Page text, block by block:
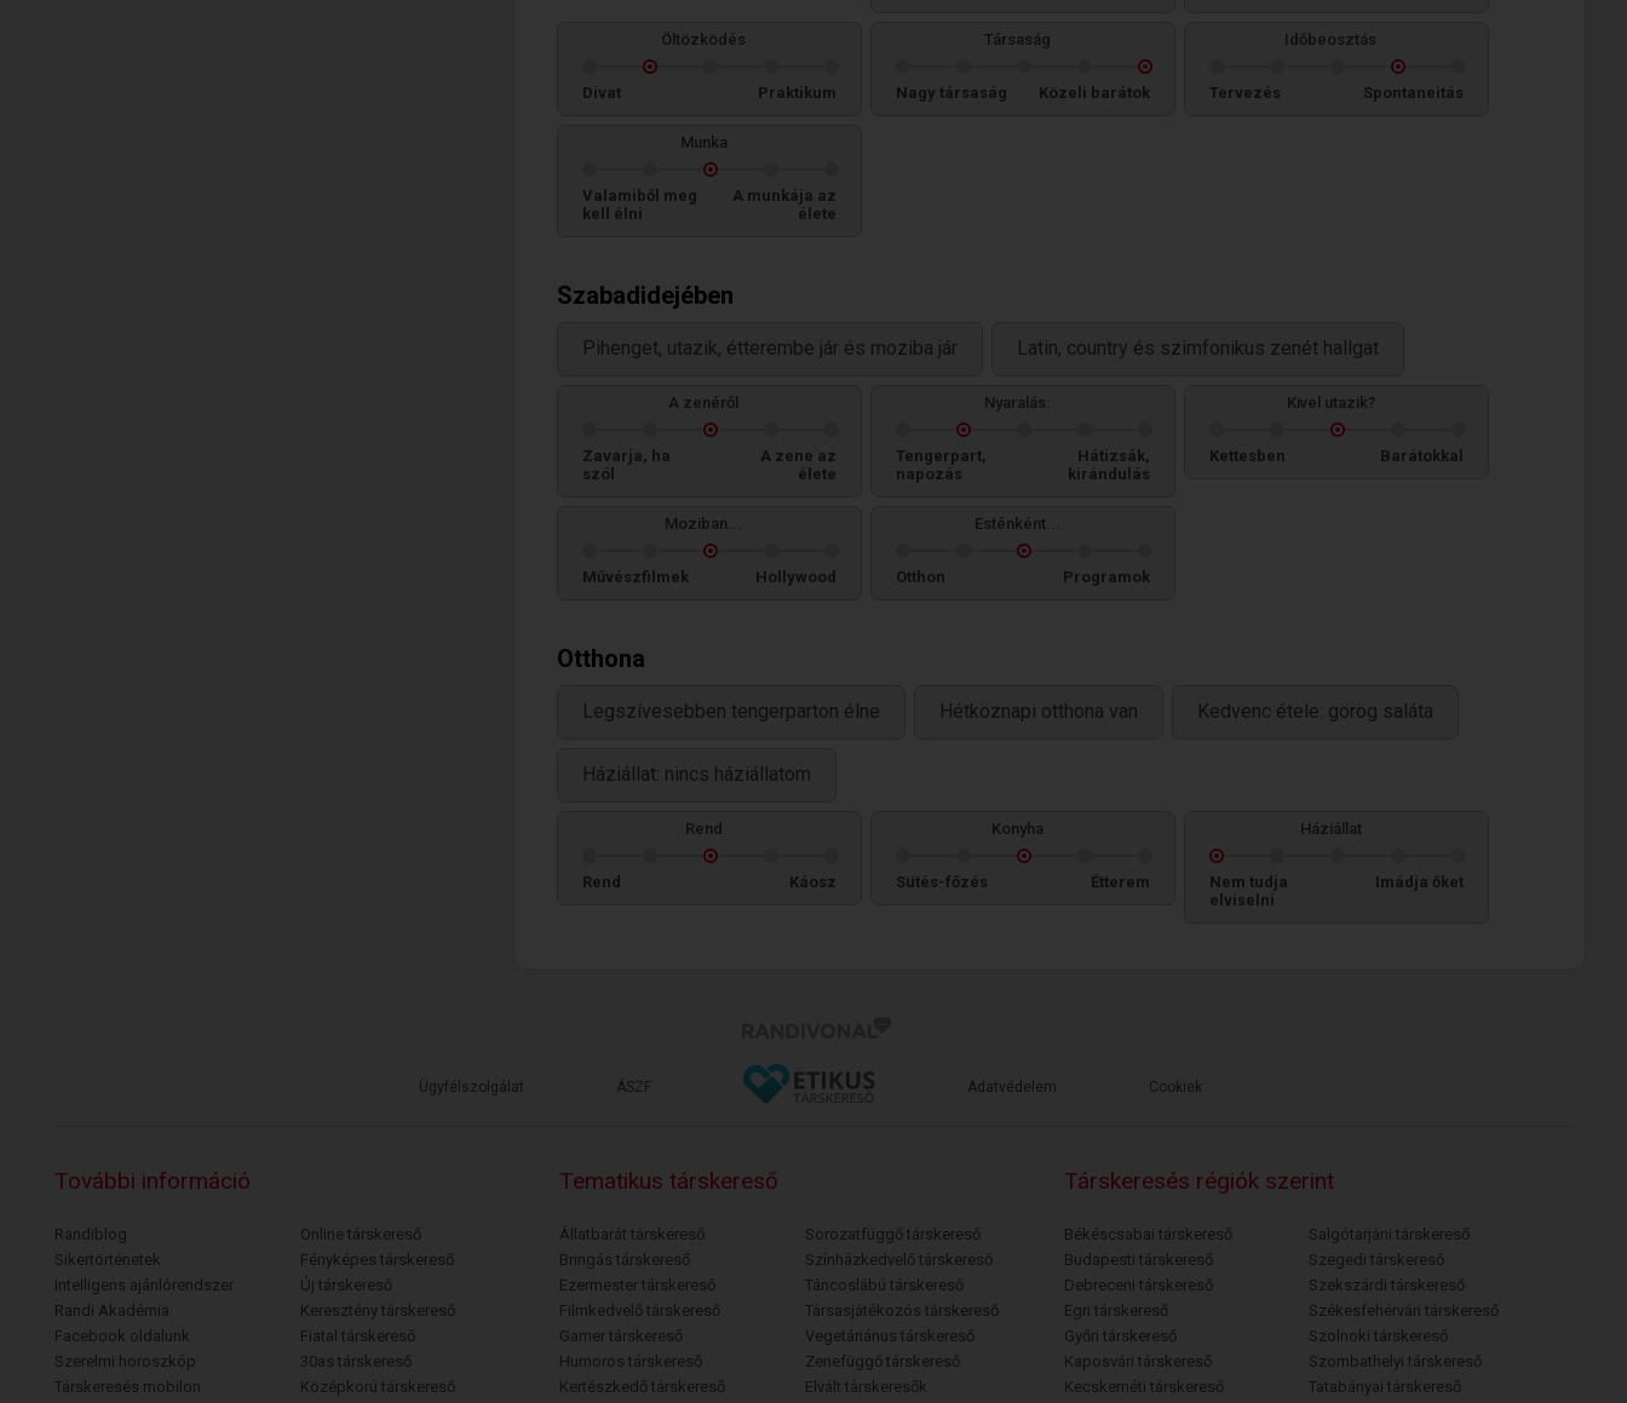
Öltözködés
Divat Praktikum
Társaság
Nagy társaság Közeli barátok
Időbeosztás
Tervezés Spontaneitás
Munka
Valamiből meg
kell élni
A munkája az
élete
Szabadidejében
Pihenget, utazik, étterembe jár és moziba jár Latin, country és szimfonikus zenét hallgat
A zenéről
Zavarja, ha
szól
A zene az
élete
Nyaralás:
Tengerpart,
napozás
Hátizsák,
kirándulás
Kivel utazik?
Kettesben Barátokkal
Moziban...
Művészfilmek Hollywood
Esténként...
Otthon Programok
Otthona
Legszívesebben tengerparton élne Hétköznapi otthona van Kedvenc étele: görög saláta
Háziállat: nincs háziállatom
Rend
Rend Káosz
Konyha
Sütés-főzés Étterem
Háziállat
Nem tudja
elviselni
Imádja őket
Ügyfélszolgálat ÁSZF Adatvédelem Cookiek
További információ
Randiblog
Sikertörténetek
Intelligens ajánlórendszer
Randi Akadémia
Facebook oldalunk
Szerelmi horoszkóp
Társkeresés mobilon
Online társkereső
Fényképes társkereső
Új társkereső
Keresztény társkereső
Fiatal társkereső
30as társkereső
Középkorú társkereső
Tematikus társkereső
Állatbarát társkereső
Bringás társkereső
Ezermester társkereső
Filmkedvelő társkereső
Gamer társkereső
Humoros társkereső
Kertészkedő társkereső
Sorozatfüggő társkereső
Színházkedvelő társkereső
Táncoslábú társkereső
Társasjátékozós társkereső
Vegetáriánus társkereső
Zenefüggő társkereső
Elvált társkeresők
Társkeresés régiók szerint
Békéscsabai társkereső
Budapesti társkereső
Debreceni társkereső
Egri társkereső
Győri társkereső
Kaposvári társkereső
Kecskeméti társkereső
Salgótarjáni társkereső
Szegedi társkereső
Szekszárdi társkereső
Székesfehérvári társkereső
Szolnoki társkereső
Szombathelyi társkereső
Tatabányai társkereső